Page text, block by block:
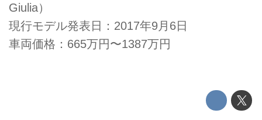
Giulia）
現行モデル発表日：2017年9月6日
車両価格：665万円〜1387万円